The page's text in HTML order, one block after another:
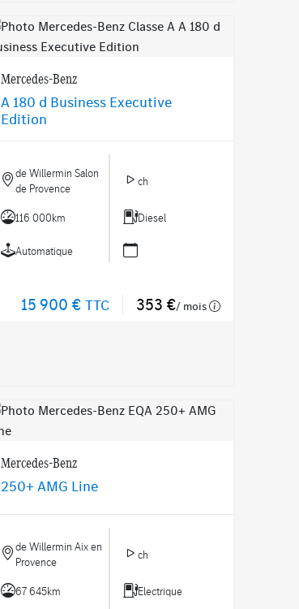
Mercedes-Benz
A 180 d Business Executive
Edition
de Willermin Salon
de Provence
ch
116 000km Diesel
Automatique
15 900 € TTC 353 €/ mois
Mercedes-Benz
250+ AMG Line
de Willermin Aix en
Provence
ch
67 645km Electrique